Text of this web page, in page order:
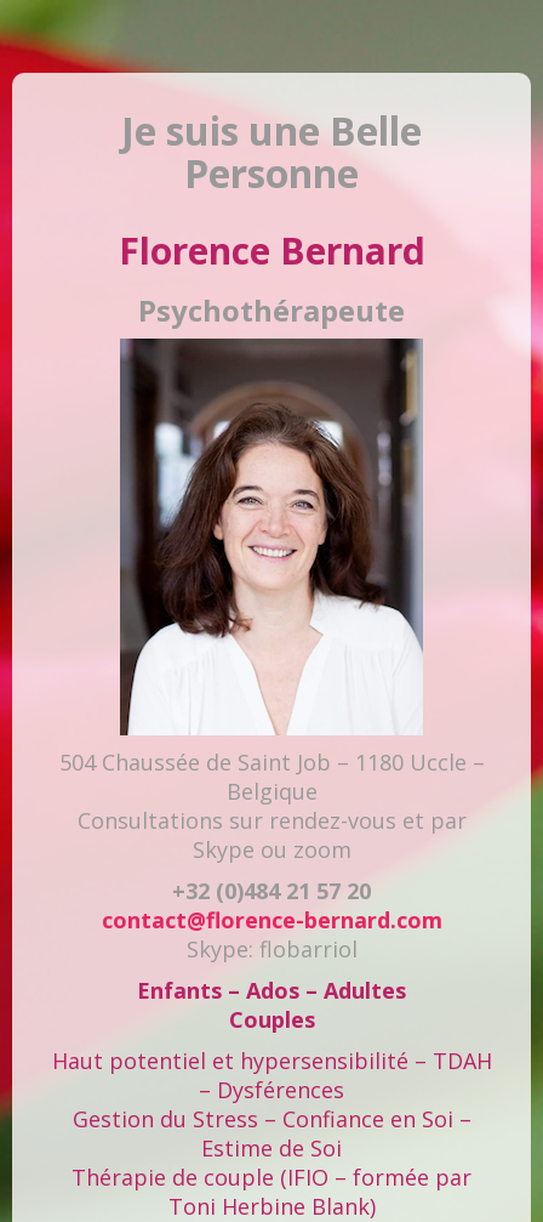
Je suis une Belle
Personne
Florence Bernard
Psychothérapeute
504 Chaussée de Saint Job – 1180 Uccle –
Belgique
Consultations sur rendez-vous et par
Skype ou zoom
+32 (0)484 21 57 20
contact@florence-bernard.com
Skype: flobarriol
Enfants – Ados – Adultes
Couples
Haut potentiel et hypersensibilité – TDAH
– Dysférences
Gestion du Stress – Confiance en Soi –
Estime de Soi
Thérapie de couple (IFIO – formée par
Toni Herbine Blank)